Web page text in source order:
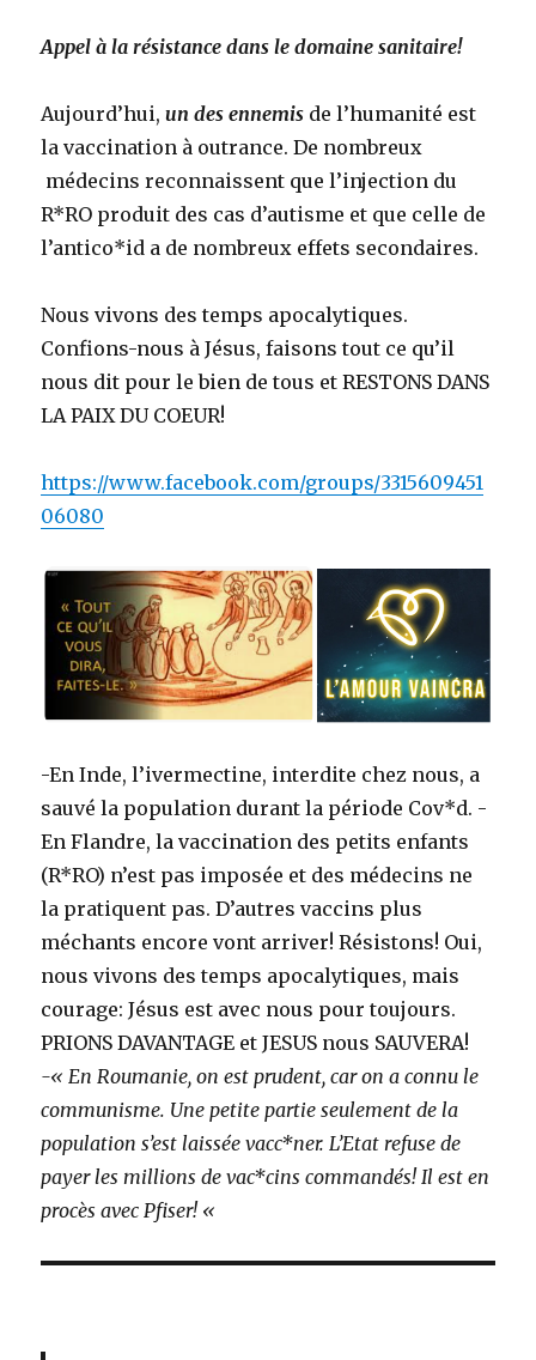
Appel à la résistance dans le domaine sanitaire!
Aujourd’hui,un des ennemis de l’humanité est
la vaccination à outrance. De nombreux
médecins reconnaissent que l’injection du
R*RO produit des cas d’autisme et que celle de
l’antico*id a de nombreux effets secondaires.
Nous vivons des temps apocalytiques.
Confions-nous à Jésus, faisons tout ce qu’il
nous dit pour le bien de tous et RESTONS DANS
LA PAIX DU COEUR!
https://www.facebook.com/groups/3315609451
06080
-En Inde, l’ivermectine, interdite chez nous, a
sauvé la population durant la période Cov*d. -
En Flandre, la vaccination des petits enfants
(R*RO) n’est pas imposée et des médecins ne
la pratiquent pas. D’autres vaccins plus
méchants encore vont arriver! Résistons! Oui,
nous vivons des temps apocalytiques, mais
courage: Jésus est avec nous pour toujours.
PRIONS DAVANTAGE et JESUS nous SAUVERA!
-« En Roumanie, on est prudent, car on a connu le
communisme. Une petite partie seulement de la
population s’est laissée vacc*ner. L’Etat refuse de
payer les millions de vac*cins commandés! Il est en
procès avec Pfiser! «